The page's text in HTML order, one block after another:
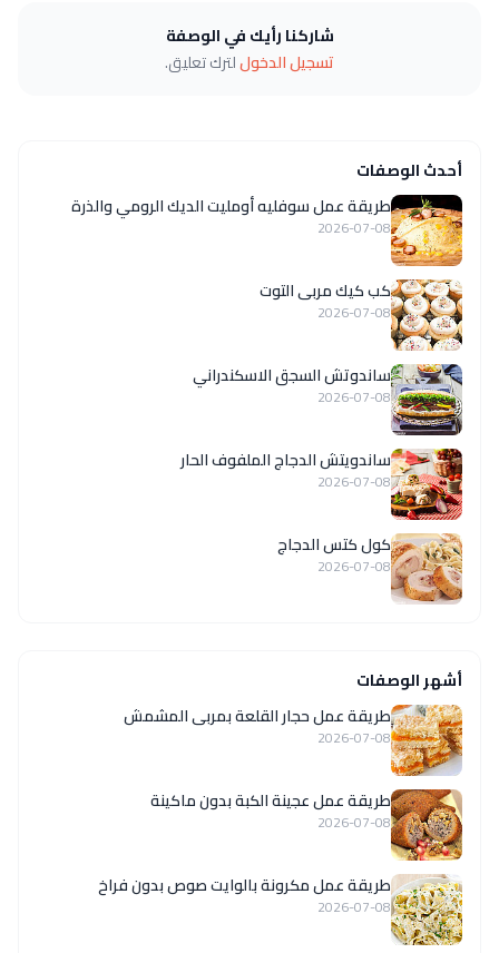
شاركنا رأيك في الوصفة
تسجيل الدخوللترك تعليق.
أحدث الوصفات
طريقة عمل سوفليه أومليت الديك الرومي والذرة
2026-07-08
كب كيك مربى التوت
2026-07-08
ساندوتش السجق الاسكندراني
2026-07-08
ساندويتش الدجاج الملفوف الحار
2026-07-08
كول كتس الدجاج
2026-07-08
أشهر الوصفات
طريقة عمل حجار القلعة بمربى المشمش
2026-07-08
طريقة عمل عجينة الكبة بدون ماكينة
2026-07-08
طريقة عمل مكرونة بالوايت صوص بدون فراخ
2026-07-08